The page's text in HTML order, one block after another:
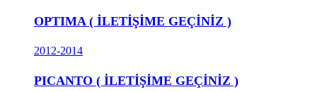
OPTIMA ( İLETİŞİME GEÇİNİZ )
2012-2014
PICANTO ( İLETİŞİME GEÇİNİZ )